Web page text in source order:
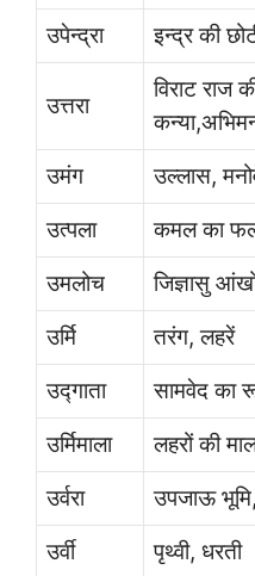
उपेन्द्रा
इन्द्र की
उत्तरा
विराट राज
उमंग उल्लास,
उत्पला
कमल का
उमलोच
जिज्ञासु
उर्मि
तरंग, लहरें
उद्गाता
सामवेद का
उर्मिमाला
लहरों की
उर्वरा
उपजाऊ
उर्वी
पृथ्वी, धरती